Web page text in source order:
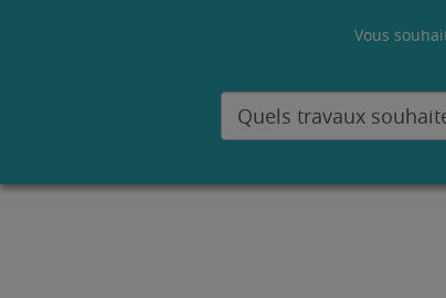
Vous